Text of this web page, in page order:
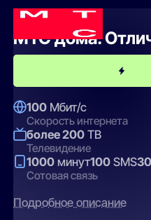
МТС
МТС дома.
100 Мбит/с
Скорость интернета
более 200 ТВ
Телевидение
1000 минут100 SMS30
Сотовая связь
Подробное описание